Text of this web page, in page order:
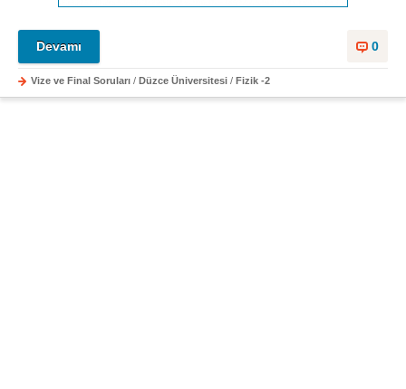
0
Devamı
Vize ve Final Soruları / Düzce Üniversitesi / Fizik -2